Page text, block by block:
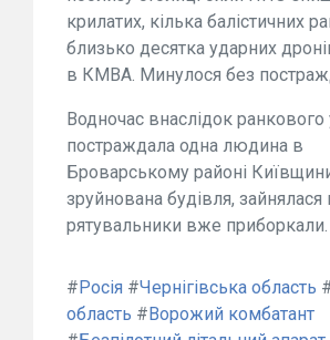
крилатих, кілька балістичних
близько десятка ударних
в КМВА. Минулося без
Водночас внаслідок ранкового
постраждала одна людина в
Броварському районі
зруйнована будівля,
рятувальники вже приборкали.
#Росія #Чернігівська область
область #Ворожий комбатант